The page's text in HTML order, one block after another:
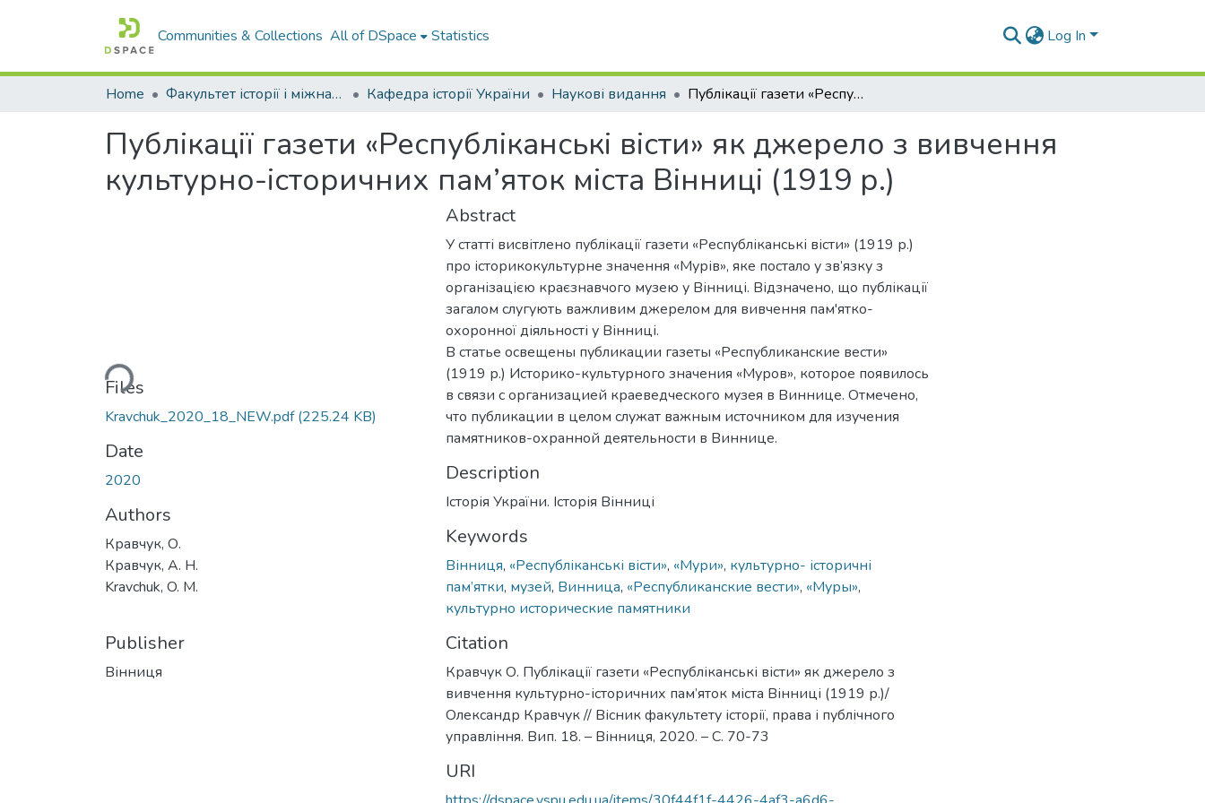
Communities & Collections All of DSpace Statistics Log In
Home Факультет історії і міжнародних відносин Кафедра історії України Наукові видання Публікації газети «Республіканські вісти» як джерело з вивчення культурно-історичних пам’яток міста Вінниці (1919 р.)
Публікації газети «Республіканські вісти» як джерело з вивчення
культурно-історичних пам’яток міста Вінниці (1919 р.)
Loading...
Files
Kravchuk_2020_18_NEW.pdf(225.24 KB)
Date
2020
Authors
Кравчук, О.
Кравчук, А. Н.
Kravchuk, O. М.
Publisher
Вінниця
Abstract
У статті висвітлено публікації газети «Республіканські вісти» (1919 р.)
про історикокультурне значення «Мурів», яке постало у зв’язку з
організацією краєзнавчого музею у Вінниці. Відзначено, що публікації
загалом слугують важливим джерелом для вивчення пам'ятко-
охоронної діяльності у Вінниці.
В статье освещены публикации газеты «Республиканские вести»
(1919 р.) Историко-культурного значения «Муров», которое появилось
в связи с организацией краеведческого музея в Виннице. Отмечено,
что публикации в целом служат важным источником для изучения
памятников-охранной деятельности в Виннице.
Description
Історія України. Історія Вінниці
Keywords
Вінниця, «Республіканські вісти», «Мури», культурно- історичні
пам’ятки, музей, Винница, «Республиканские вести», «Муры»,
культурно исторические памятники
Citation
Кравчук О. Публікації газети «Республіканські вісти» як джерело з
вивчення культурно-історичних пам’яток міста Вінниці (1919 р.)/
Олександр Кравчук // Вісник факультету історії, права і публічного
управління. Вип. 18. – Вінниця, 2020. – С. 70-73
URI